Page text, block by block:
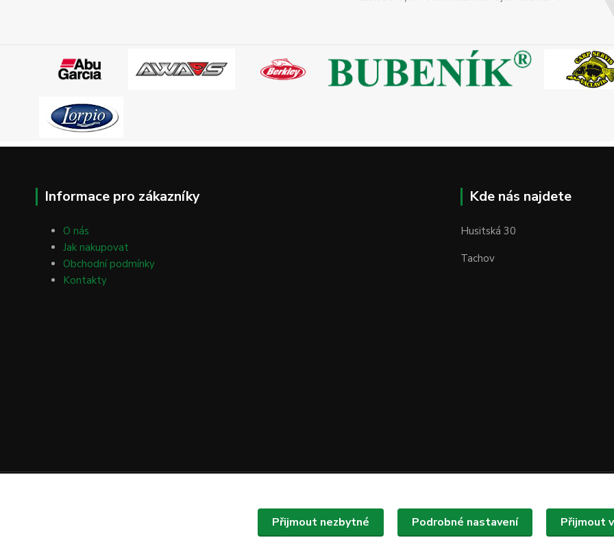
Informace pro zákazníky
O nás
Jak nakupovat
Obchodní podmínky
Kontakty
Kde nás najdete
Husitská 30
Tachov
Přijmout nezbytné Podrobné nastavení Přijmout